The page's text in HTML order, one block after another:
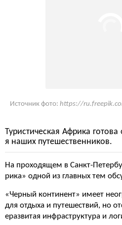
Источник фото: https://
Туристическая Африка
я наших путешественников.
На проходящем в Санкт-
рика» одной из главных тем
«Черный континент» имеет
для отдыха и путешествий, но
еразвитая инфраструктура и